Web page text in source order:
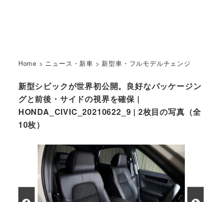
Home > ニュース・新車 > 新型車・フルモデルチェンジ
新型シビックが世界初公開。良好なパッケージン
グと前後・サイドの視界を確保 |
HONDA_CIVIC_20210622_9 | 2枚目の写真（全
10枚）